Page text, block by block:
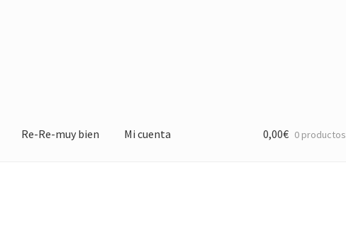
Re-Re-muy bien Mi cuenta 0,00€ 0 productos